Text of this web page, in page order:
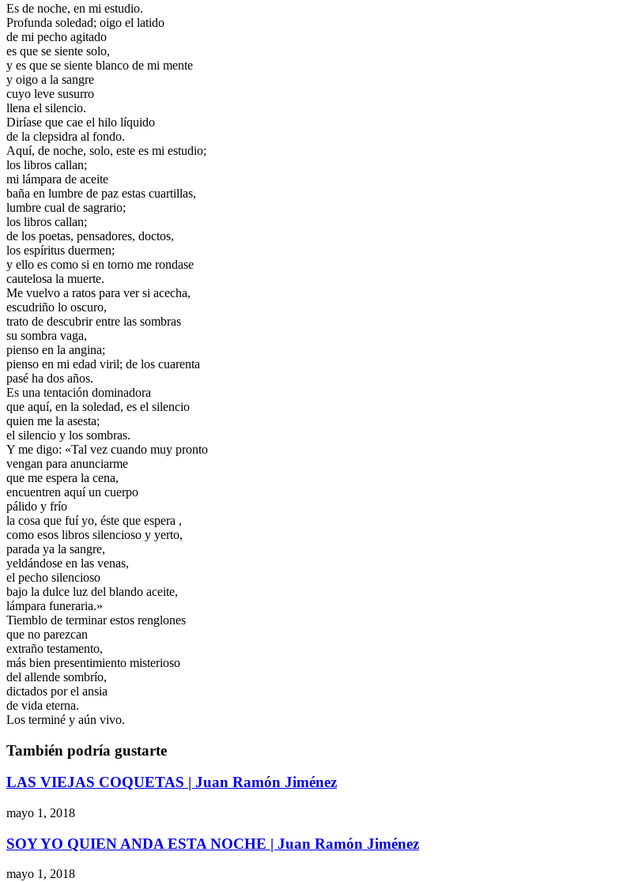
Es de noche, en mi estudio.
Profunda soledad; oigo el latido
de mi pecho agitado
es que se siente solo,
y es que se siente blanco de mi mente
y oigo a la sangre
cuyo leve susurro
llena el silencio.
Diríase que cae el hilo líquido
de la clepsidra al fondo.
Aquí, de noche, solo, este es mi estudio;
los libros callan;
mi lámpara de aceite
baña en lumbre de paz estas cuartillas,
lumbre cual de sagrario;
los libros callan;
de los poetas, pensadores, doctos,
los espíritus duermen;
y ello es como si en torno me rondase
cautelosa la muerte.
Me vuelvo a ratos para ver si acecha,
escudriño lo oscuro,
trato de descubrir entre las sombras
su sombra vaga,
pienso en la angina;
pienso en mi edad viril; de los cuarenta
pasé ha dos años.
Es una tentación dominadora
que aquí, en la soledad, es el silencio
quien me la asesta;
el silencio y los sombras.
Y me digo: «Tal vez cuando muy pronto
vengan para anunciarme
que me espera la cena,
encuentren aquí un cuerpo
pálido y frío
la cosa que fuí yo, éste que espera ,
como esos libros silencioso y yerto,
parada ya la sangre,
yeldándose en las venas,
el pecho silencioso
bajo la dulce luz del blando aceite,
lámpara funeraria.»
Tiemblo de terminar estos renglones
que no parezcan
extraño testamento,
más bien presentimiento misterioso
del allende sombrío,
dictados por el ansia
de vida eterna.
Los terminé y aún vivo.
También podría gustarte
LAS VIEJAS COQUETAS | Juan Ramón Jiménez
mayo 1, 2018
SOY YO QUIEN ANDA ESTA NOCHE | Juan Ramón Jiménez
mayo 1, 2018